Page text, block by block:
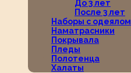
До 3 лет
После 3 лет
Наборы с одеялом
Наматрасники
Покрывала
Пледы
Полотенца
Халаты